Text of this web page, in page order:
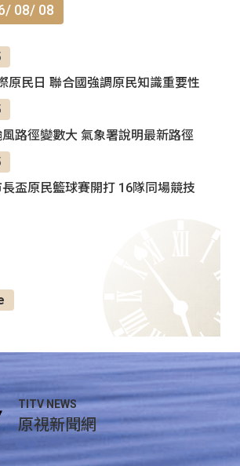
08/ 08
原民日 聯合國強調原民知識重要性
路徑變數大 氣象署說明最新路徑
盃原民籃球賽開打 16隊同場競技
TITV NEWS
原視新聞網